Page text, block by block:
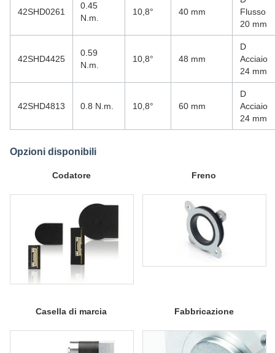
42SHD0261
0.45
N.m.
10,8° 40 mm
Flusso
20 mm
42SHD4425
0.59
N.m.
10,8° 48 mm
D
Acciaio
24 mm
42SHD4813 0.8 N.m. 10,8° 60 mm
D
Acciaio
24 mm
Opzioni disponibili
Codatore Freno
Casella di marcia Fabbricazione